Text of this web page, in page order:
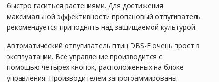
быстро гаситься растениями. Для достижения
максимальной эффективности пропановый отпугиватель
рекомендуется приподнять над защищаемой культурой.
Автоматический отпугиватель птиц DBS-E очень прост в
эксплуатации. Всё управление производится с
помощью четырех кнопок, расположенных на блоке
управления. Производителем запрограммированы